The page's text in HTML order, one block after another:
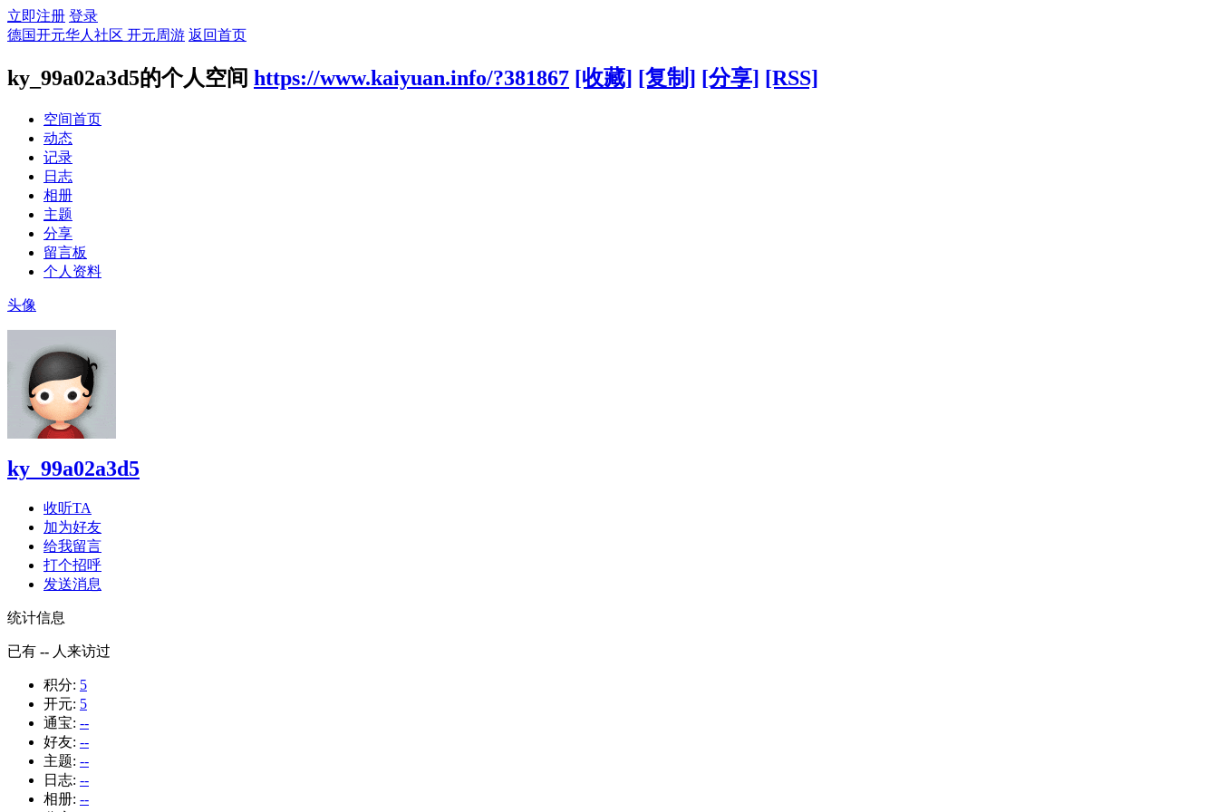
立即注册 登录
德国开元华人社区 开元周游 返回首页
ky_99a02a3d5的个人空间 https://www.kaiyuan.info/?381867 [收藏] [复制] [分享] [RSS]
空间首页
动态
记录
日志
相册
主题
分享
留言板
个人资料
头像
ky_99a02a3d5
收听TA
加为好友
给我留言
打个招呼
发送消息
统计信息
已有 -- 人来访过
积分: 5
开元: 5
通宝: --
好友: --
主题: --
日志: --
相册: --